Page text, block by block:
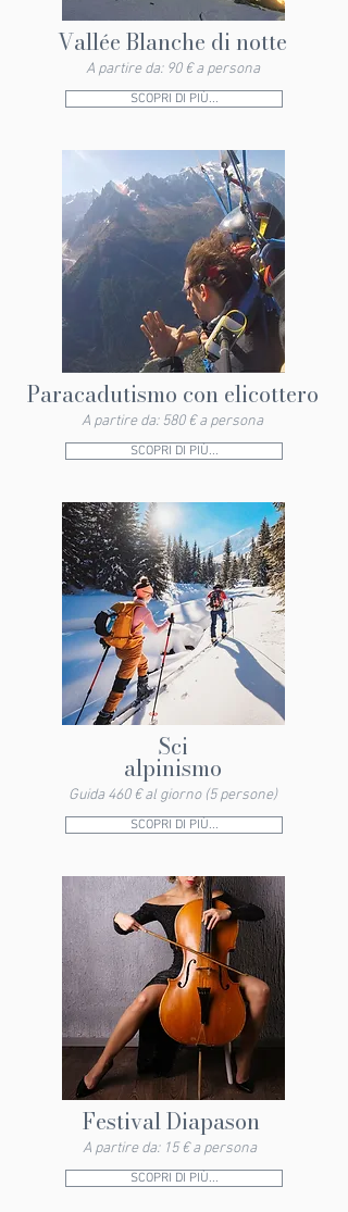
Vallée Blanche di notte
A partire da: 90 € a persona
SCOPRI DI PIÙ...
Paracadutismo con elicottero
A partire da: 580 € a persona
SCOPRI DI PIÙ...
Sci
alpinismo
Guida 460 € al giorno (5 persone)
SCOPRI DI PIÙ...
Festival Diapason
A partire da: 15 € a persona
SCOPRI DI PIÙ...